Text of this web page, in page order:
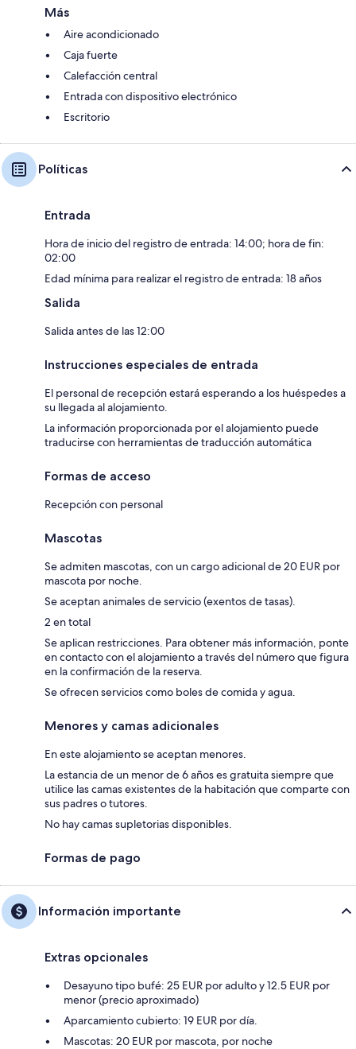
Más
Aire acondicionado
Caja fuerte
Calefacción central
Entrada con dispositivo electrónico
Escritorio
Políticas
Entrada
Hora de inicio del registro de entrada: 14:00; hora de fin:
02:00
Edad mínima para realizar el registro de entrada: 18 años
Salida
Salida antes de las 12:00
Instrucciones especiales de entrada
El personal de recepción estará esperando a los huéspedes a
su llegada al alojamiento.
La información proporcionada por el alojamiento puede
traducirse con herramientas de traducción automática
Formas de acceso
Recepción con personal
Mascotas
Se admiten mascotas, con un cargo adicional de 20 EUR por
mascota por noche.
Se aceptan animales de servicio (exentos de tasas).
2 en total
Se aplican restricciones. Para obtener más información, ponte
en contacto con el alojamiento a través del número que figura
en la confirmación de la reserva.
Se ofrecen servicios como boles de comida y agua.
Menores y camas adicionales
En este alojamiento se aceptan menores.
La estancia de un menor de 6 años es gratuita siempre que
utilice las camas existentes de la habitación que comparte con
sus padres o tutores.
No hay camas supletorias disponibles.
Formas de pago
Información importante
Extras opcionales
Desayuno tipo bufé: 25 EUR por adulto y 12.5 EUR por
menor (precio aproximado)
Aparcamiento cubierto: 19 EUR por día.
Mascotas: 20 EUR por mascota, por noche